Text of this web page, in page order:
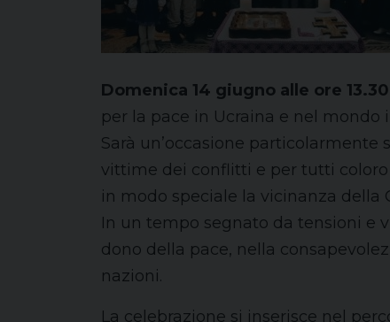
Domenica 14 giugno alle ore 13.30
per la pace in Ucraina e nel mondo
Sarà un’occasione
vittime dei conflitti e per tutti
in modo speciale la vicinanza della
In un tempo segnato da tensioni e
dono della pace, nella
nazioni.
La celebrazione si inserisce nel